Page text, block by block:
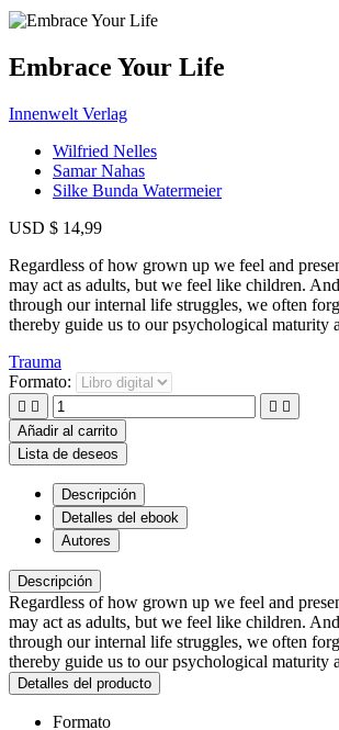
Embrace Your Life
Innenwelt Verlag
Wilfried Nelles
Samar Nahas
Silke Bunda Watermeier
USD $ 14,99
Regardless of how grown up we feel and
may act as adults, but we feel like children.
through our internal life struggles, we often
thereby guide us to our psychological maturity
Trauma
Formato:
   
Añadir al carrito
Lista de deseos
Descripción
Detalles del ebook
Autores
Descripción
Regardless of how grown up we feel and
may act as adults, but we feel like children.
through our internal life struggles, we often
thereby guide us to our psychological maturity
Detalles del producto
Formato